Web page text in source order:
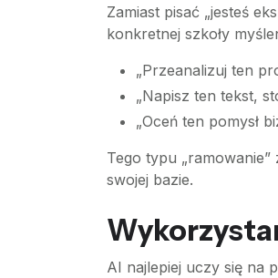
Zamiast pisać „jesteś
konkretnej szkoły
„Przeanalizuj ten
„Napisz ten tekst,
„Oceń ten pomysł
Tego typu
swojej bazie.
AI najlepiej uczy się na